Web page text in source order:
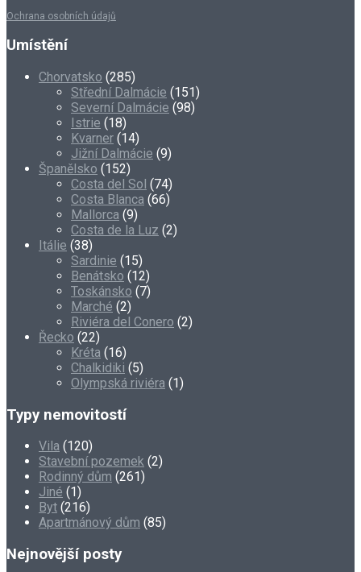
Ochrana osobních údajů
Umístění
Chorvatsko (285)
Střední Dalmácie (151)
Severní Dalmácie (98)
Istrie (18)
Kvarner (14)
Jižní Dalmácie (9)
Španělsko (152)
Costa del Sol (74)
Costa Blanca (66)
Mallorca (9)
Costa de la Luz (2)
Itálie (38)
Sardinie (15)
Benátsko (12)
Toskánsko (7)
Marché (2)
Riviéra del Conero (2)
Řecko (22)
Kréta (16)
Chalkidiki (5)
Olympská riviéra (1)
Typy nemovitostí
Vila (120)
Stavební pozemek (2)
Rodinný dům (261)
Jiné (1)
Byt (216)
Apartmánový dům (85)
Nejnovější posty